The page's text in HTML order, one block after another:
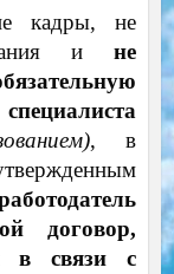
кадры, не
ине
, в
договор,
в связи с